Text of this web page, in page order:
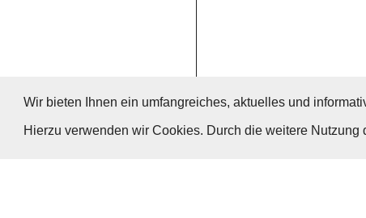
Wir bieten Ihnen ein umfangreiches, aktuelles und
Hierzu verwenden wir Cookies. Durch die weitere